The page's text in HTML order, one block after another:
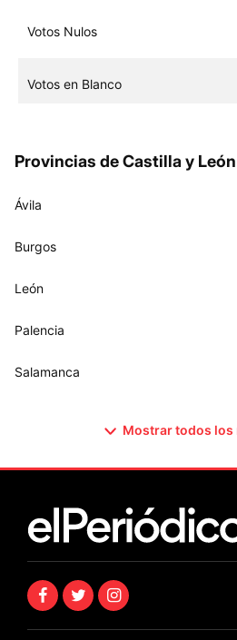
Votos Nulos
Votos en Blanco
Provincias de Castilla y León
Ávila
Burgos
León
Palencia
Salamanca
Mostrar todos los